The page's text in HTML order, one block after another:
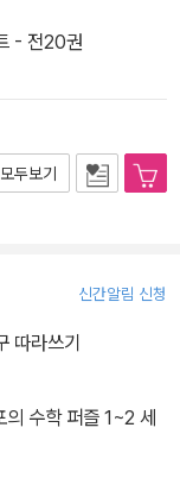
- 전20권
모두보기
신간알림 신청
따라쓰기
수학 퍼즐 1~2 세